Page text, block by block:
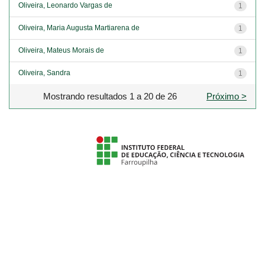
Oliveira, Leonardo Vargas de 1
Oliveira, Maria Augusta Martiarena de 1
Oliveira, Mateus Morais de 1
Oliveira, Sandra 1
Mostrando resultados 1 a 20 de 26 Próximo >